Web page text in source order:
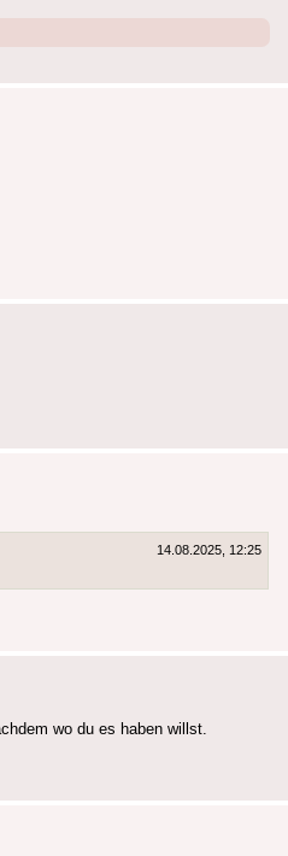
14.08.2025, 12:25
wo du es haben willst.